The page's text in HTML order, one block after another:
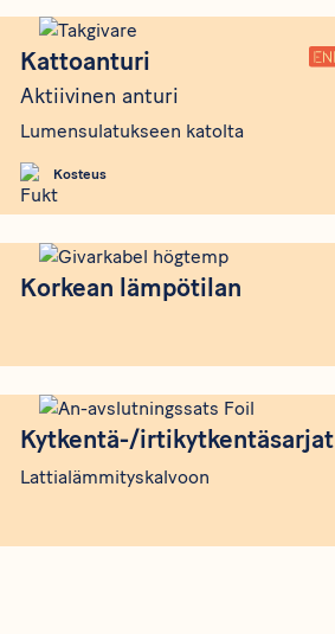
Kattoanturi
Aktiivinen anturi
Lumensulatukseen katolta
Kosteus
Kattoanturi
Korkean lämpötilan
Korkean lämpötilan
Kytkentä-/irtikytkentäsarjat
Lattialämmityskalvoon
Kytkentä-/irtikytkentäsarjat